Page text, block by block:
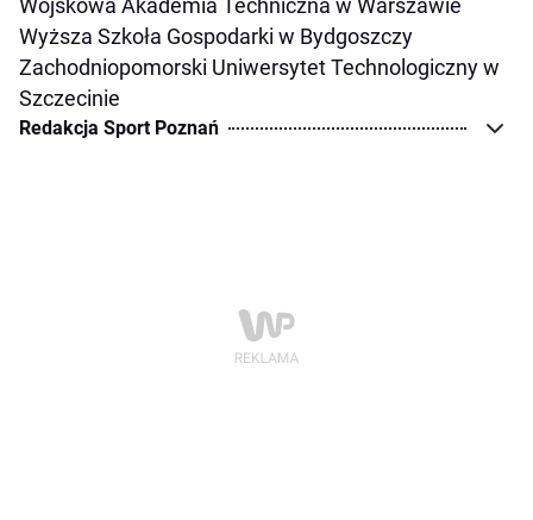
Wojskowa Akademia Techniczna w Warszawie
Wyższa Szkoła Gospodarki w Bydgoszczy
Zachodniopomorski Uniwersytet Technologiczny w
Szczecinie
Redakcja Sport Poznań